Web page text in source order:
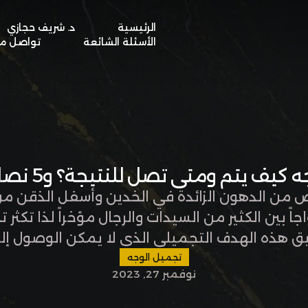
الرئيسية
د. شريف حجازي
الأسئلة الشائعة
تواصل
يتم ومتى تصل للنتيجة؟ و5 نصائح هامة
من الدهون الزائدة في الخدين وأسفل الذقن من
بين الكثير من السيدات والرجال مؤخراً لذا
هذه الهدف التجميلي الذي لا يمكن الوصول
تابع معنا المقالة التالية لمعرفة أهم
عملية شفط …
تجميل الوجه
نوفمبر 27, 2023